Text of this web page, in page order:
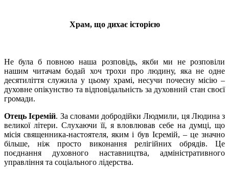
Храм, що дихає історією
Не була б повною наша розповідь, якби ми не розповіли
нашим читачам бодай хоч трохи про людину, яка не одне
десятиліття служила у цьому храмі, несучи почесну місію –
духовне опікунство та відповідальність за духовний стан своєї
громади.
Отець Ієремій. За словами добродійки Людмили, ця Людина з
великої літери. Слухаючи її, я вловлював себе на думці, що
місія священника-настоятеля, яким і був Ієремій, – це значно
більше, ніж просто виконання релігійних обрядів. Це
поєднання духовного наставництва, адміністративного
управління та соціального лідерства.